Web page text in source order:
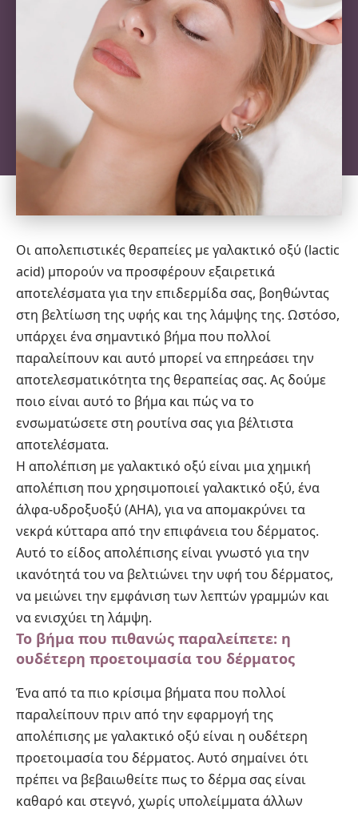
Οι απολεπιστικές θεραπείες με γαλακτικό οξύ (lactic
acid) μπορούν να προσφέρουν εξαιρετικά
αποτελέσματα για την επιδερμίδα σας, βοηθώντας
στη βελτίωση της υφής και της λάμψης της. Ωστόσο,
υπάρχει ένα σημαντικό βήμα που πολλοί
παραλείπουν και αυτό μπορεί να επηρεάσει την
αποτελεσματικότητα της θεραπείας σας. Ας δούμε
ποιο είναι αυτό το βήμα και πώς να το
ενσωματώσετε στη ρουτίνα σας για βέλτιστα
αποτελέσματα.
Η απολέπιση με γαλακτικό οξύ είναι μια χημική
απολέπιση που χρησιμοποιεί γαλακτικό οξύ, ένα
άλφα-υδροξυοξύ (AHA), για να απομακρύνει τα
νεκρά κύτταρα από την επιφάνεια του δέρματος.
Αυτό το είδος απολέπισης είναι γνωστό για την
ικανότητά του να βελτιώνει την υφή του δέρματος,
να μειώνει την εμφάνιση των λεπτών γραμμών και
να ενισχύει τη λάμψη.
Το βήμα που πιθανώς παραλείπετε: η
ουδέτερη προετοιμασία του δέρματος
Ένα από τα πιο κρίσιμα βήματα που πολλοί
παραλείπουν πριν από την εφαρμογή της
απολέπισης με γαλακτικό οξύ είναι η ουδέτερη
προετοιμασία του δέρματος. Αυτό σημαίνει ότι
πρέπει να βεβαιωθείτε πως το δέρμα σας είναι
καθαρό και στεγνό, χωρίς υπολείμματα άλλων